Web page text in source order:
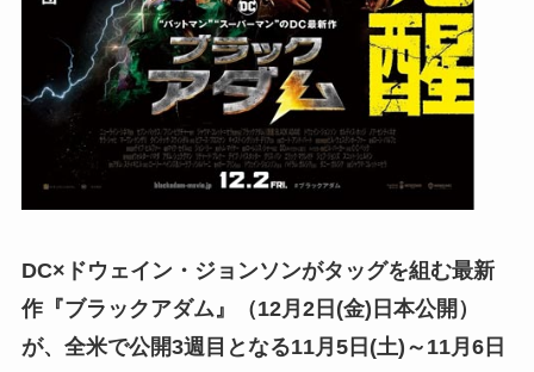
DC×ドウェイン・ジョンソンがタッグを組む最新
作『ブラックアダム』（12月2日(金)日本公開）
が、全米で公開3週目となる11月5日(土)～11月6日